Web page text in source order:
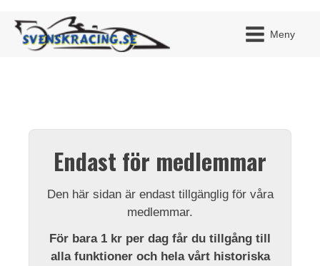
Meny
Endast för medlemmar
Den här sidan är endast tillgänglig för våra
medlemmar.
För bara 1 kr per dag får du tillgång till
alla funktioner och hela vårt historiska